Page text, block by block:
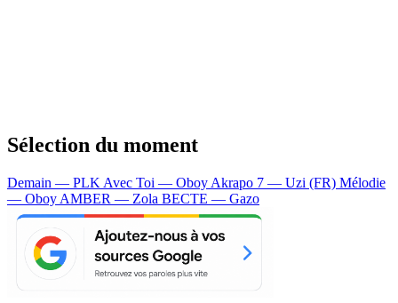
Sélection du moment
Demain — PLK Avec Toi — Oboy Akrapo 7 — Uzi (FR) Mélodie
— Oboy AMBER — Zola BECTE — Gazo